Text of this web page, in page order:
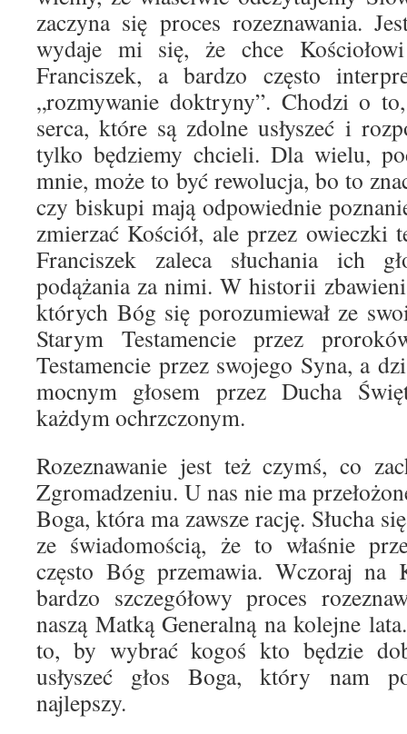
zaczyna się proces rozeznawania.
wydaje mi się, że chce
Franciszek, a bardzo często
„rozmywanie doktryny”. Chodzi o
serca, które są zdolne usłyszeć i
tylko będziemy chcieli. Dla wielu,
mnie, może to być rewolucja, bo to
czy biskupi mają odpowiednie
zmierzać Kościół, ale przez owieczki
Franciszek zaleca słuchania ich
podążania za nimi. W historii
których Bóg się porozumiewał ze
Starym Testamencie przez
Testamencie przez swojego Syna, a
mocnym głosem przez Ducha
każdym ochrzczonym.
Rozeznawanie jest też czymś, co
Zgromadzeniu. U nas nie ma
Boga, która ma zawsze rację. Słucha
ze świadomością, że to właśnie
często Bóg przemawia. Wczoraj na
bardzo szczegółowy proces
naszą Matką Generalną na kolejne
to, by wybrać kogoś kto będzie
usłyszeć głos Boga, który nam
najlepszy.